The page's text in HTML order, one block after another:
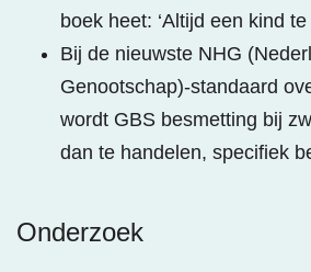
boek heet: ‘Altijd een kind te
Bij de nieuwste NHG
Genootschap)-standaard
wordt GBS besmetting bij
dan te handelen, specifiek
Onderzoek